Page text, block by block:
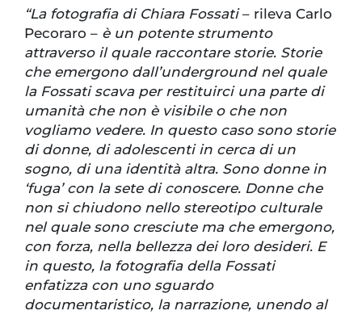
“La fotografia di Chiara Fossati– rileva Carlo
Pecoraro – è un potente strumento
attraverso il quale raccontare storie. Storie
che emergono dall’underground nel quale
la Fossati scava per restituirci una parte di
umanità che non è visibile o che non
vogliamo vedere. In questo caso sono storie
di donne, di adolescenti in cerca di un
sogno, di una identità altra. Sono donne in
‘fuga’ con la sete di conoscere. Donne che
non si chiudono nello stereotipo culturale
nel quale sono cresciute ma che emergono,
con forza, nella bellezza dei loro desideri. E
in questo, la fotografia della Fossati
enfatizza con uno sguardo
documentaristico, la narrazione, unendo al